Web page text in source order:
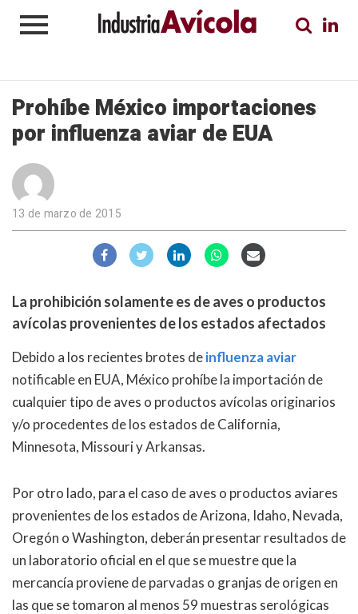
Prohíbe México importaciones
por influenza aviar de EUA
13 de marzo de 2015
La prohibición solamente es de aves o productos
avícolas provenientes de los estados afectados
Debido a los recientes brotes deinfluenza aviar
notificable en EUA, México prohíbe la importación de
cualquier tipo de aves o productos avícolas originarios
y/o procedentes de los estados de California,
Minnesota, Missouri y Arkansas.
Por otro lado, para el caso de aves o productos aviares
provenientes de los estados de Arizona, Idaho, Nevada,
Oregón o Washington, deberán presentar resultados de
un laboratorio oficial en el que se muestre que la
mercancía proviene de parvadas o granjas de origen en
las que se tomaron al menos 59 muestras serológicas